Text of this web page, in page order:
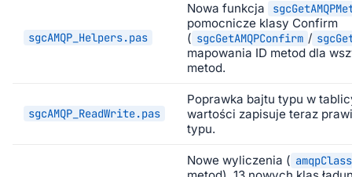
sgcAMQP_Helpers.pas
Nowa funkcja
pomocnicze klasy Confirm
( sgcGetAMQPConfirm /
mapowania ID metod dla
metod.
sgcAMQP_ReadWrite.pas
Poprawka bajtu typu w
wartości zapisuje teraz
typu.
Nowe wyliczenia (